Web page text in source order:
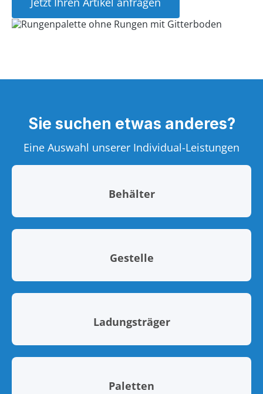
Sie suchen etwas anderes?
Eine Auswahl unserer Individual-Leistungen
Behälter
Gestelle
Ladungsträger
Paletten